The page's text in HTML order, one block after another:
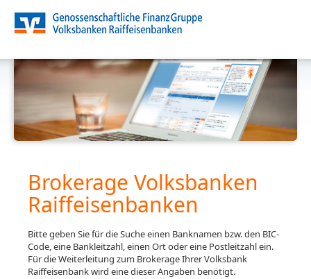
Brokerage Volksbanken
Raiffeisenbanken
Bitte geben Sie für die Suche einen Banknamen bzw. den BIC-
Code, eine Bankleitzahl, einen Ort oder eine Postleitzahl ein.
Für die Weiterleitung zum Brokerage Ihrer Volksbank
Raiffeisenbank wird eine dieser Angaben benötigt.